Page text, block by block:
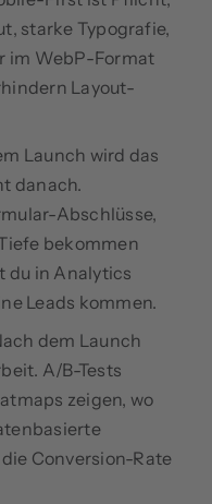
starke Typografie,
im WebP-Format
Layout-
Launch wird das
danach.
Abschlüsse,
bekommen
du in Analytics
Leads kommen.
dem Launch
A/B-Tests
zeigen, wo
Conversion-Rate